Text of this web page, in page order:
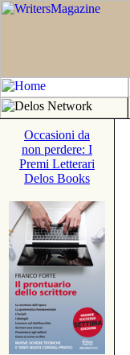
Occasioni da
non perdere: I
Premi Letterari
Delos Books